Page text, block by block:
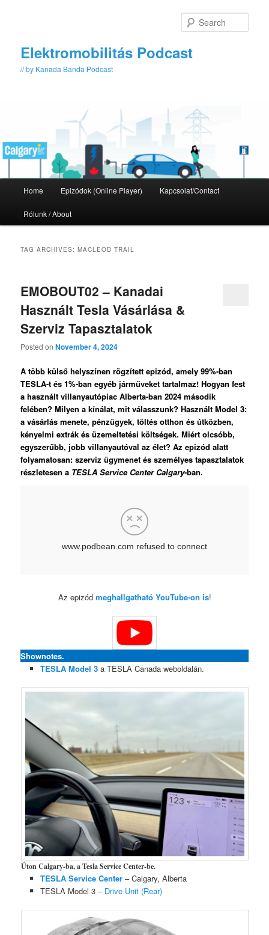
Elektromobilitás Podcast
// by Kanada Banda Podcast
Home Epizódok (Online Player) Kapcsolat/Contact
Rólunk / About
TAG ARCHIVES:MACLEOD TRAIL
EMOBOUT02 – Kanadai
Használt Tesla Vásárlása &
Szerviz Tapasztalatok
Posted onNovember 4, 2024
A több külső helyszínen rögzített epizód, amely 99%-ban
TESLA-t és 1%-ban egyéb járműveket tartalmaz! Hogyan fest
a használt villanyautópiac Alberta-ban 2024 második
felében? Milyen a kínálat, mit válasszunk? Használt Model 3:
a vásárlás menete, pénzügyek, töltés otthon és útközben,
kényelmi extrák és üzemeltetési költségek. Miért olcsóbb,
egyszerűbb, jobb villanyautóval az élet? Az epizód alatt
folyamatosan: szerviz ügymenet és személyes tapasztalatok
részletesen a TESLA Service Center Calgary-ban.
Az epizód meghallgatható YouTube-on is!
Shownotes.
TESLA Model 3a TESLA Canada weboldalán.
Úton Calgary-ba, a Tesla Service Center-be.
TESLA Service Center– Calgary, Alberta
TESLA Model 3 – Drive Unit (Rear)